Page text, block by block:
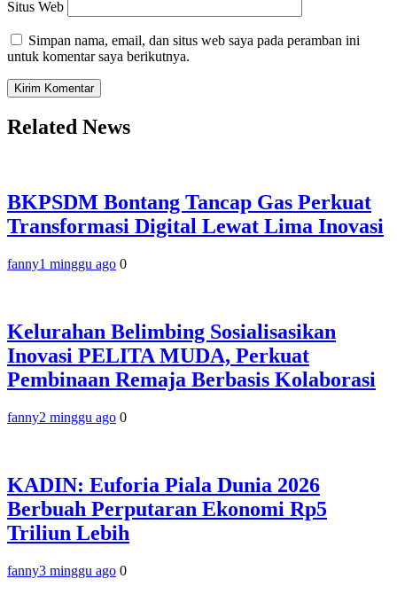
Situs Web
Simpan nama, email, dan situs web saya pada peramban ini
untuk komentar saya berikutnya.
Related News
BKPSDM Bontang Tancap Gas Perkuat
Transformasi Digital Lewat Lima Inovasi
fanny1 minggu ago 0
Kelurahan Belimbing Sosialisasikan
Inovasi PELITA MUDA, Perkuat
Pembinaan Remaja Berbasis Kolaborasi
fanny2 minggu ago 0
KADIN: Euforia Piala Dunia 2026
Berbuah Perputaran Ekonomi Rp5
Triliun Lebih
fanny3 minggu ago 0